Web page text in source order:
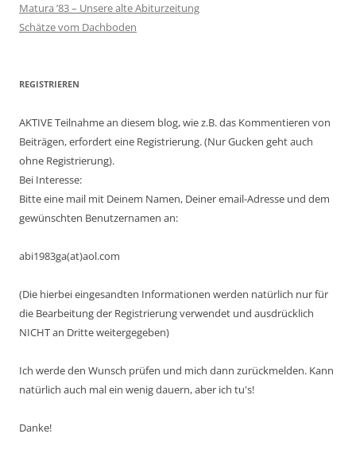
Matura ’83 – Unsere alte Abiturzeitung
Schätze vom Dachboden
REGISTRIEREN
AKTIVE Teilnahme an diesem blog, wie z.B. das Kommentieren von
Beiträgen, erfordert eine Registrierung. (Nur Gucken geht auch
ohne Registrierung).
Bei Interesse:
Bitte eine mail mit Deinem Namen, Deiner email-Adresse und dem
gewünschten Benutzernamen an:
abi1983ga(at)aol.com
(Die hierbei eingesandten Informationen werden natürlich nur für
die Bearbeitung der Registrierung verwendet und ausdrücklich
NICHT an Dritte weitergegeben)
Ich werde den Wunsch prüfen und mich dann zurückmelden. Kann
natürlich auch mal ein wenig dauern, aber ich tu's!
Danke!